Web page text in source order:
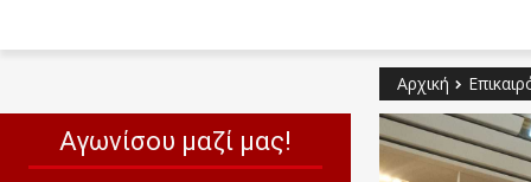
Αρχική
Αγωνίσου μαζί μας!